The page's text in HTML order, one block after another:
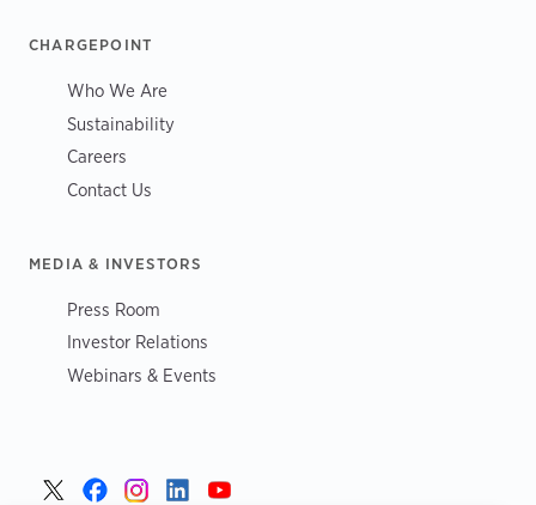
CHARGEPOINT
Who We Are
Sustainability
Careers
Contact Us
MEDIA & INVESTORS
Press Room
Investor Relations
Webinars & Events